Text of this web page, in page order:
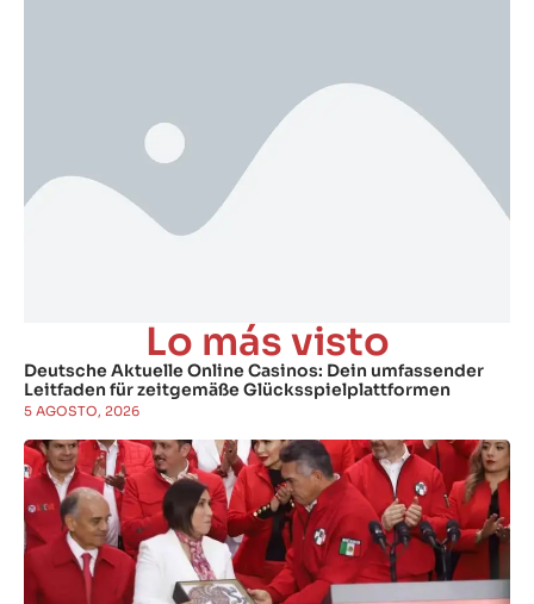
Lo más visto
Deutsche Aktuelle Online Casinos: Dein umfassender
Leitfaden für zeitgemäße Glücksspielplattformen
5 AGOSTO, 2026